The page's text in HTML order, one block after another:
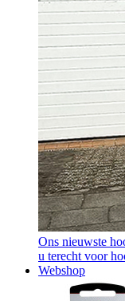
Ons nieuwste
u terecht voor
Webshop